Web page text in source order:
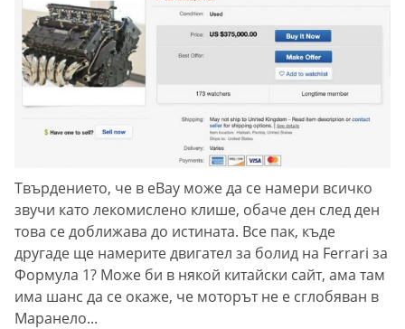
Твърдението, че в eBay може да се намери всичко
звучи като лекомислено клише, обаче ден след ден
това се доближава до истината. Все пак, къде
другаде ще намерите двигател за болид на Ferrari за
Формула 1? Може би в някой китайски сайт, ама там
има шанс да се окаже, че моторът не е сглобяван в
Маранело...